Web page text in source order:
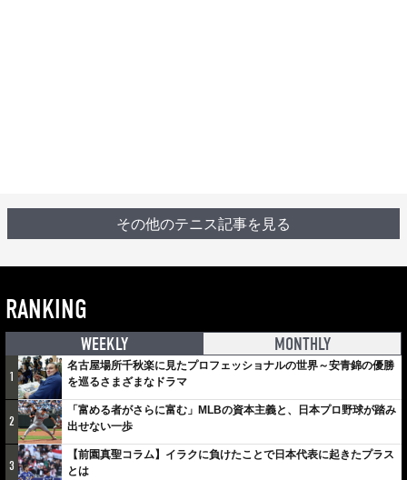
その他のテニス記事を見る
RANKING
WEEKLY MONTHLY
1
名古屋場所千秋楽に見たプロフェッショナルの世界～安青錦の優勝
を巡るさまざまなドラマ
2
「富める者がさらに富む」MLBの資本主義と、日本プロ野球が踏み
出せない一歩
3
【前園真聖コラム】イラクに負けたことで日本代表に起きたプラス
とは